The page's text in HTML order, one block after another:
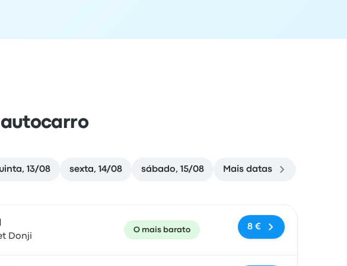
13/08 sexta, 14/08 sábado, 15/08 Mais datas
Donji
O mais barato 8 €